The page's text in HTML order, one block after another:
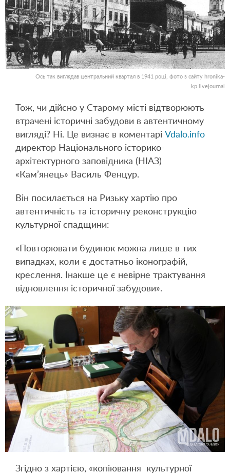
Ось так виглядав центральний квартал в 1941 році, фото з сайту hronika-
kp.livejournal
Тож, чи дійсно у Старому місті відтворюють
втрачені історичні забудови в автентичному
вигляді? Ні. Це визнає в коментарі Vdalo.info
директор Національного історико-
архітектурного заповідника (НІАЗ)
«Кам’янець» Василь Фенцур.
Він посилається на Ризьку хартію про
автентичність та історичну реконструкцію
культурної спадщини:
«Повторювати будинок можна лише в тих
випадках, коли є достатньо іконографій,
креслення. Інакше це є невірне трактування
відновлення історичної забудови».
Згідно з хартією, «копіювання культурної